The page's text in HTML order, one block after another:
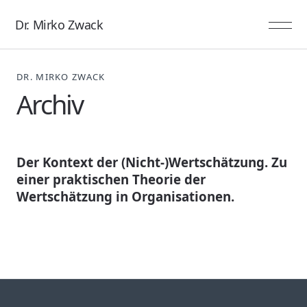
Dr. Mirko Zwack
DR. MIRKO ZWACK
Archiv
Der Kontext der (Nicht-)Wertschätzung. Zu
einer praktischen Theorie der
Wertschätzung in Organisationen.